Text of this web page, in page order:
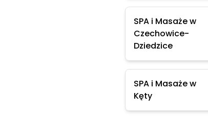
SPA i Masaże w
Czechowice-
Dziedzice
SPA i Masaże w
Kęty